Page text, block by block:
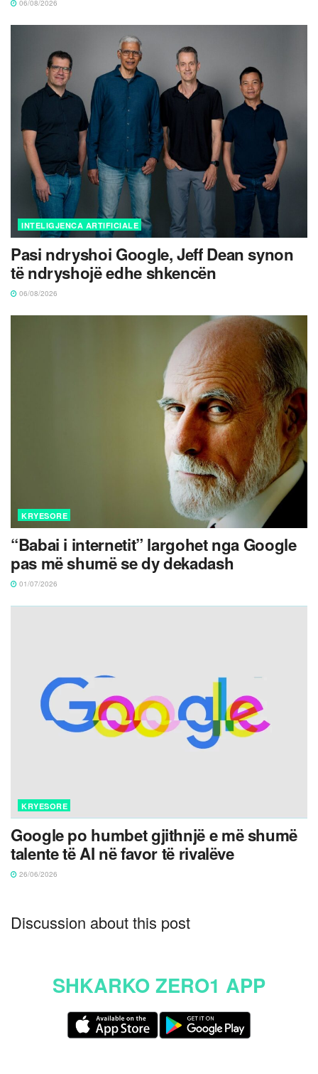
06/08/2026
INTELIGJENCA ARTIFICIALE
Pasi ndryshoi Google, Jeff Dean synon
të ndryshojë edhe shkencën
06/08/2026
KRYESORE
“Babai i internetit” largohet nga Google
pas më shumë se dy dekadash
01/07/2026
KRYESORE
Google po humbet gjithnjë e më shumë
talente të AI në favor të rivalëve
26/06/2026
Discussion about this post
SHKARKO ZERO1 APP